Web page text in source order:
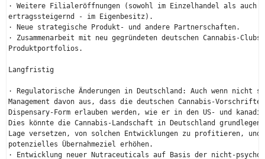
· Weitere Filialeröffnungen (sowohl im Einzelhandel als
ertragssteigernd - im Eigenbesitz).
· Neue strategische Produkt- und andere Partnerschaften.
· Zusammenarbeit mit neu gegründeten deutschen Cannabis-
Produktportfolios.
Langfristig
· Regulatorische Änderungen in Deutschland: Auch wenn nicht
Management davon aus, dass die deutschen Cannabis-
Dispensary-Form erlauben werden, wie er in den US- und
Dies könnte die Cannabis-Landschaft in Deutschland
Lage versetzen, von solchen Entwicklungen zu profitieren,
potenzielles Übernahmeziel erhöhen.
· Entwicklung neuer Nutraceuticals auf Basis der nicht-